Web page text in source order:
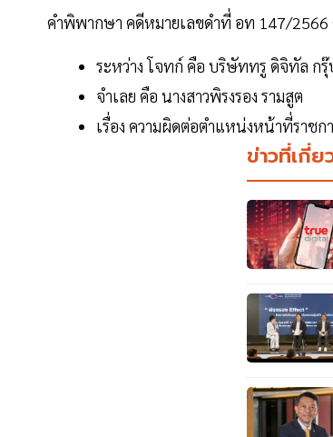
คำพิพากษา คดีหมายเลขดำที่ อท 147/
ระหว่าง โจทก์ คือ บริษัททรู ดิจิทัล กรุ๊
จำเลย คือ นางสาวพิรงรอง รามสูต
เรื่อง ความผิดต่อตําแหน่งหน้าที่ราชก
ข่าวที่เกี่